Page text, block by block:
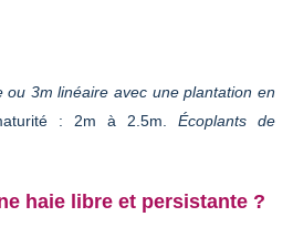
ou 3m linéaire avec une plantation en
: 2m à 2.5m. Écoplants de
haie libre et persistante ?